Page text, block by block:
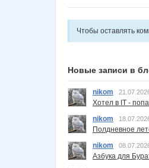
Чтобы оставлять
Новые записи в
nikom
Хотел в IT -
nikom
Полдневное
nikom
Азбука для